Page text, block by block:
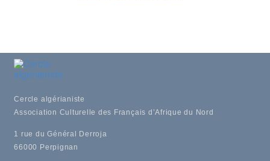
Cercle algérianiste
Association Culturelle des Français d’Afrique du Nord
1 rue du Général Derroja
66000 Perpignan